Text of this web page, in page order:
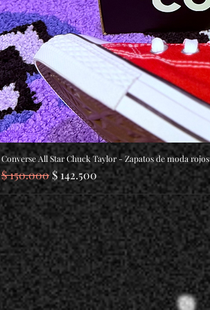
Converse All Star Chuck Taylor - Zapatos de moda rojos
Precio
$ 150.000Precio de oferta
$ 142.500